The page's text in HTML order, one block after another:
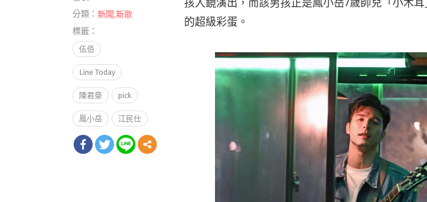
孩入鏡演出，而該男孩正是鳳小岳7歲帥兒「小木
的超級彩蛋。
分類： 新聞,新歌
標籤：
伍佰
Line Today
陳君豪 pick
鳳小岳 江民仕